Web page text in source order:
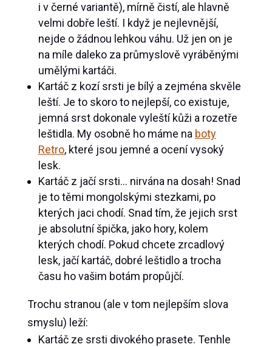
i v černé variantě), mírně čistí, ale hlavně
velmi dobře leští. I když je nejlevnější,
nejde o žádnou lehkou váhu. Už jen on je
na míle daleko za průmyslově vyráběnými
umělými kartáči.
Kartáč z kozí srsti je bílý a zejména skvěle
leští. Je to skoro to nejlepší, co existuje,
jemná srst dokonale vyleští kůži a rozetře
leštidla. My osobně ho máme na boty
Retro, které jsou jemné a ocení vysoký
lesk.
Kartáč z jačí srsti… nirvána na dosah! Snad
je to těmi mongolskými stezkami, po
kterých jaci chodí. Snad tím, že jejich srst
je absolutní špička, jako hory, kolem
kterých chodí. Pokud chcete zrcadlový
lesk, jačí kartáč, dobré leštidlo a trocha
času ho vašim botám propůjčí.
Trochu stranou (ale v tom nejlepším slova
smyslu) leží:
Kartáč ze srsti divokého prasete. Tenhle